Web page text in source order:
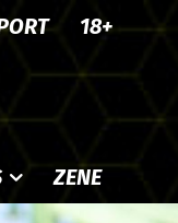
18+
ZENE